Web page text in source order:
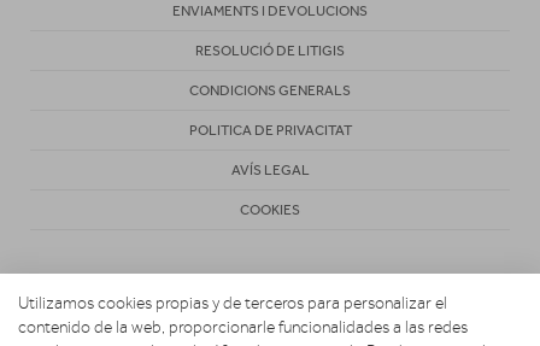
ENVIAMENTS I DEVOLUCIONS
RESOLUCIÓ DE LITIGIS
CONDICIONS GENERALS
POLITICA DE PRIVACITAT
AVÍS LEGAL
COOKIES
Utilizamos cookies propias y de terceros para personalizar el
contenido de la web, proporcionarle funcionalidades a las redes